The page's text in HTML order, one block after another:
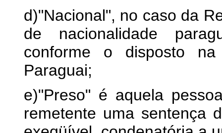
d)"Nacional", no caso da
de nacionalidade
conforme o disposto
Paraguai;
e)"Preso" é aquela
remetente uma sentença